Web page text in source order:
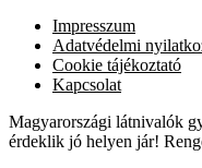
Impresszum
Adatvédelmi
Cookie tájékoztató
Kapcsolat
Magyarországi látnivalók
érdeklik jó helyen jár!